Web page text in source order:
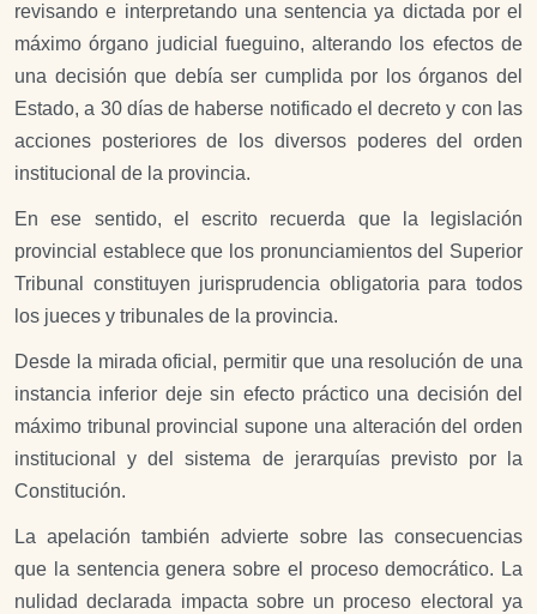
revisando e interpretando una sentencia ya dictada por el
máximo órgano judicial fueguino, alterando los efectos de
una decisión que debía ser cumplida por los órganos del
Estado, a 30 días de haberse notificado el decreto y con las
acciones posteriores de los diversos poderes del orden
institucional de la provincia.
En ese sentido, el escrito recuerda que la legislación
provincial establece que los pronunciamientos del Superior
Tribunal constituyen jurisprudencia obligatoria para todos
los jueces y tribunales de la provincia.
Desde la mirada oficial, permitir que una resolución de una
instancia inferior deje sin efecto práctico una decisión del
máximo tribunal provincial supone una alteración del orden
institucional y del sistema de jerarquías previsto por la
Constitución.
La apelación también advierte sobre las consecuencias
que la sentencia genera sobre el proceso democrático. La
nulidad declarada impacta sobre un proceso electoral ya